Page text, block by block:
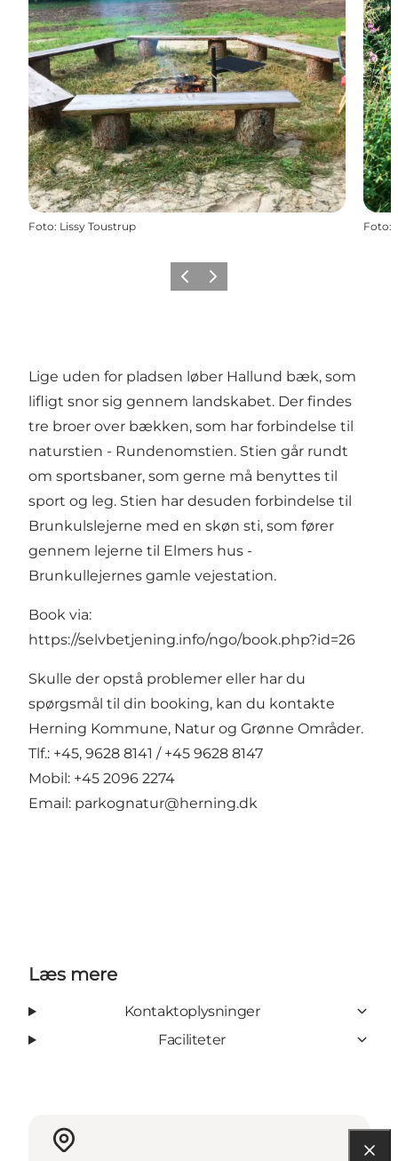
Foto: Lissy Toustrup Foto:
Forrige billede
Næste billede
Lige uden for pladsen løber Hallund bæk, som
lifligt snor sig gennem landskabet. Der findes
tre broer over bækken, som har forbindelse til
naturstien - Rundenomstien. Stien går rundt
om sportsbaner, som gerne må benyttes til
sport og leg. Stien har desuden forbindelse til
Brunkulslejerne med en skøn sti, som fører
gennem lejerne til Elmers hus -
Brunkullejernes gamle vejestation.
Book via:
https://selvbetjening.info/ngo/book.php?id=26
Skulle der opstå problemer eller har du
spørgsmål til din booking, kan du kontakte
Herning Kommune, Natur og Grønne Områder.
Tlf.: +45, 9628 8141 / +45 9628 8147
Mobil: +45 2096 2274
Email: parkognatur@herning.dk
Læs mere
Kontaktoplysninger
Faciliteter